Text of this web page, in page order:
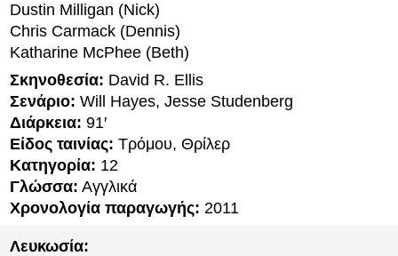
Dustin Milligan (Nick)
Chris Carmack (Dennis)
Katharine McPhee (Beth)
Σκηνοθεσία: David R. Ellis
Σενάριο: Will Hayes, Jesse Studenberg
Διάρκεια: 91′
Είδος ταινίας: Τρόμου, Θρίλερ
Κατηγορία: 12
Γλώσσα: Αγγλικά
Χρονολογία παραγωγής: 2011
Λευκωσία: